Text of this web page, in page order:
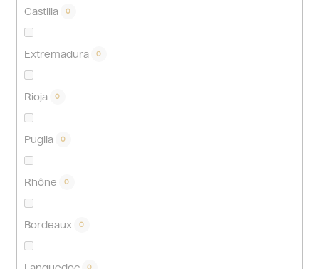
Castilla 0
Extremadura 0
Rioja 0
Puglia 0
Rhône 0
Bordeaux 0